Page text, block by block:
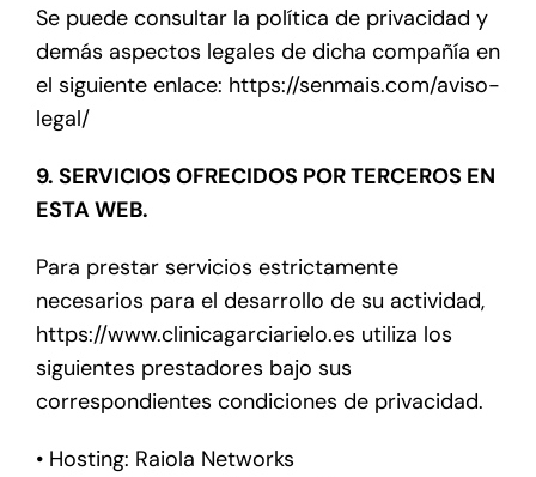
Se puede consultar la política de privacidad y
demás aspectos legales de dicha compañía en
el siguiente enlace: https://senmais.com/aviso-
legal/
9. SERVICIOS OFRECIDOS POR TERCEROS EN
ESTA WEB.
Para prestar servicios estrictamente
necesarios para el desarrollo de su actividad,
https://www.clinicagarciarielo.es utiliza los
siguientes prestadores bajo sus
correspondientes condiciones de privacidad.
• Hosting: Raiola Networks